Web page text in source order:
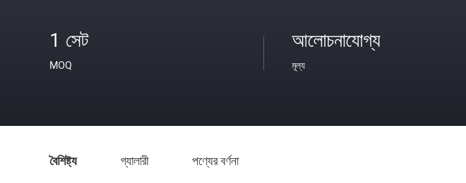
1 সেট
MOQ
আলোচনাযোগ্য
মূল্য
বৈশিষ্ট্য গ্যালারী পণ্যের বর্ণনা